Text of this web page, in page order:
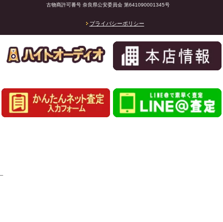
古物商許可番号 奈良県公安委員会 第641090001345号
プライバシーポリシー